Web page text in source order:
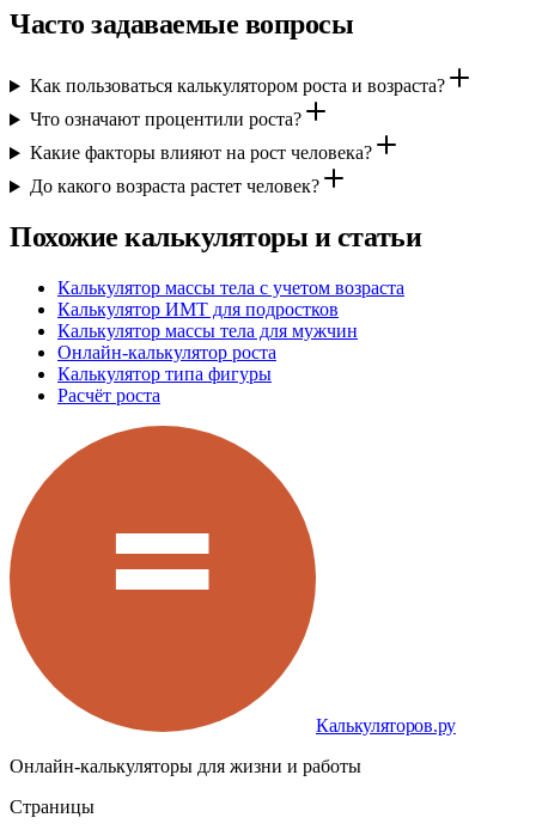
Часто задаваемые вопросы
Как пользоваться калькулятором роста и возраста?
Что означают процентили роста?
Какие факторы влияют на рост человека?
До какого возраста растет человек?
Похожие калькуляторы и статьи
Калькулятор массы тела с учетом возраста
Калькулятор ИМТ для подростков
Калькулятор массы тела для мужчин
Онлайн-калькулятор роста
Калькулятор типа фигуры
Расчёт роста
Калькуляторов.ру
Онлайн-калькуляторы для жизни и работы
Страницы